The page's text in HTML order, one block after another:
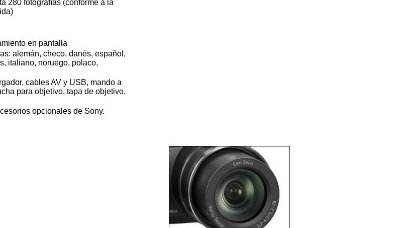
280 fotografías (conforme a la
en pantalla
alemán, checo, danés, español,
italiano, noruego, polaco,
cables AV y USB, mando a
para objetivo, tapa de objetivo,
opcionales de Sony.